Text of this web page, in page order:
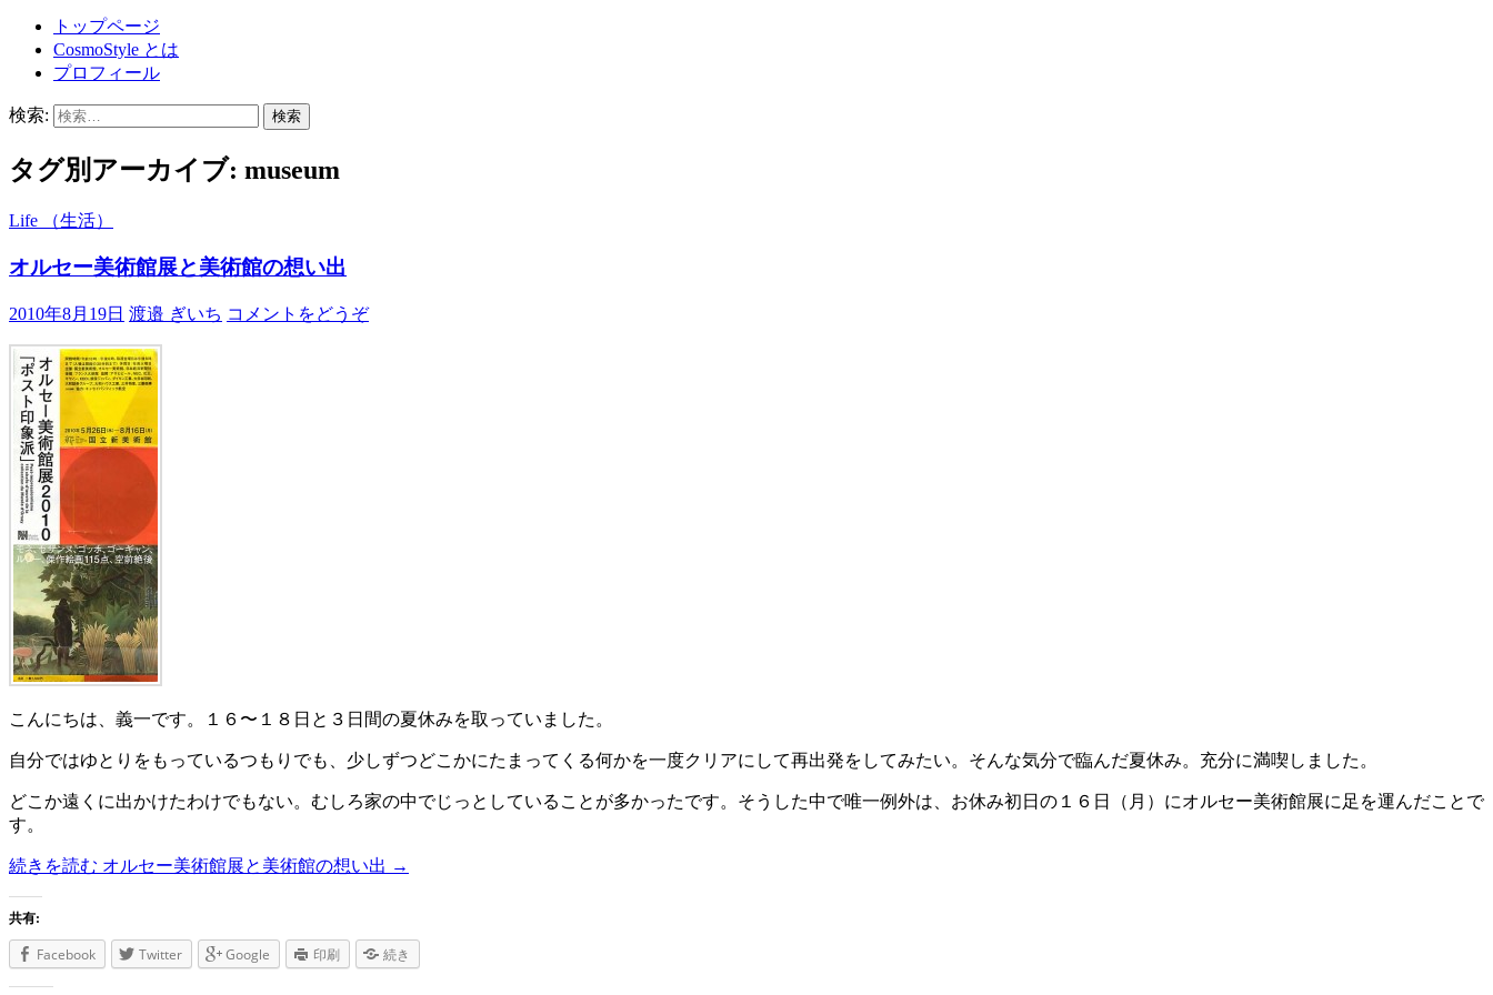
トップページ
CosmoStyle とは
プロフィール
検索:
タグ別アーカイブ: museum
Life （生活）
オルセー美術館展と美術館の想い出
2010年8月19日 渡邉 ぎいち コメントをどうぞ
こんにちは、義一です。１６〜１８日と３日間の夏休みを取っていました。
自分ではゆとりをもっているつもりでも、少しずつどこかにたまってくる何かを一度クリアにして再出発をしてみたい。そんな気分で臨んだ夏休み。充分に満喫しました。
どこか遠くに出かけたわけでもない。むしろ家の中でじっとしていることが多かったです。そうした中で唯一例外は、お休み初日の１６日（月）にオルセー美術館展に足を運んだことで
す。
続きを読む オルセー美術館展と美術館の想い出 →
共有:
Facebook Twitter Google 印刷 続き